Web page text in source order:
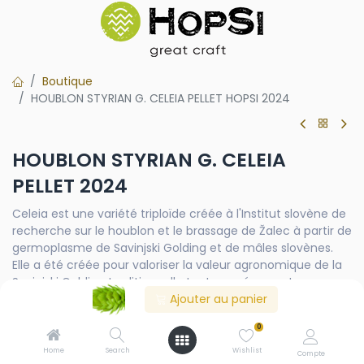
Ajouter au panier
Home Search
0
Wishlist Compte
Boutique
HOUBLON STYRIAN G. CELEIA PELLET HOPSI 2024
HOUBLON STYRIAN G. CELEIA
PELLET 2024
Celeia est une variété triploïde créée à l'Institut slovène de
recherche sur le houblon et le brassage de Žalec à partir de
germoplasme de Savinjski Golding et de mâles slovènes.
Elle a été créée pour valoriser la valeur agronomique de la
Savinjski Golding traditionnelle tout en préservant ses
nobles caractéristiques aromatiques.
Contactez-nous